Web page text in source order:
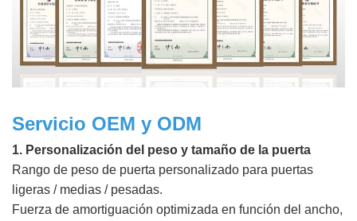
Servicio OEM y ODM
1. Personalización del peso y tamaño de la puerta
Rango de peso de puerta personalizado para puertas
ligeras / medias / pesadas.
Fuerza de amortiguación optimizada en función del ancho,